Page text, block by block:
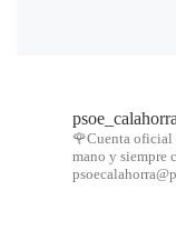
psoe_calahorra
🌹Cuenta oficial
mano y siempre